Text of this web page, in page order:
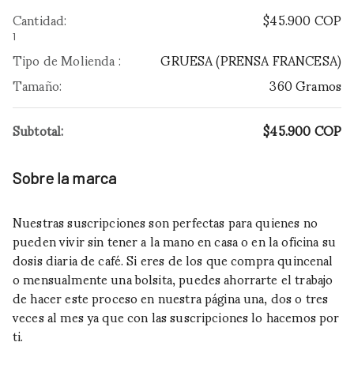
Cantidad:
1 $45.900COP
Tipo de Molienda: GRUESA (PRENSA FRANCESA)
Tamaño:
360 Gramos
Subtotal:
$45.900COP
Sobre la marca
Nuestras suscripciones son perfectas para quienes no
pueden vivir sin tener a la mano en casa o en la oficina su
dosis diaria de café. Si eres de los que compra quincenal
o mensualmente una bolsita, puedes ahorrarte el trabajo
de hacer este proceso en nuestra página una, dos o tres
veces al mes ya que con las suscripciones lo hacemos por
ti.